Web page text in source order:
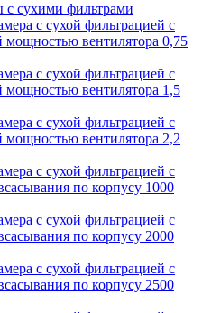
сухими фильтрами
с сухой фильтрацией с
мощностью вентилятора 0,75
с сухой фильтрацией с
мощностью вентилятора 1,5
с сухой фильтрацией с
мощностью вентилятора 2,2
с сухой фильтрацией с
по корпусу 1000
с сухой фильтрацией с
по корпусу 2000
с сухой фильтрацией с
по корпусу 2500